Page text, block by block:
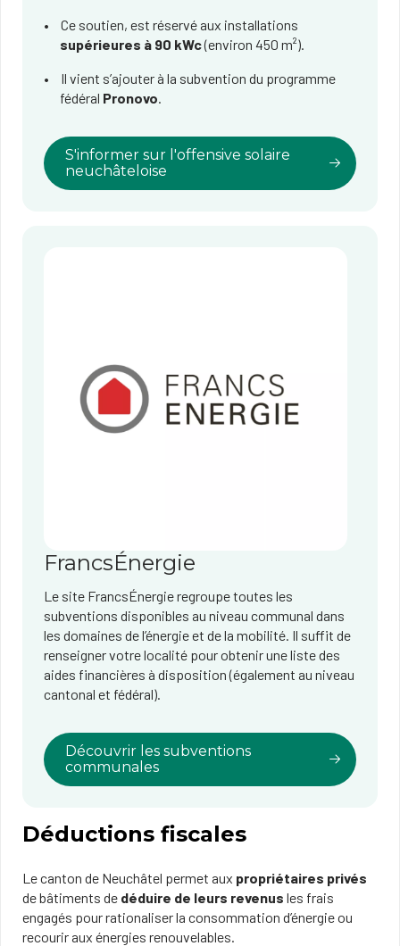
Ce soutien, est réservé aux installations
supérieures à 90 kWc(environ 450 m²).
Il vient s’ajouter à la subvention du programme
fédéral Pronovo.
S'informer sur l'offensive solaire
neuchâteloise​​
FrancsÉnergie
Le site FrancsÉnergie regroupe toutes les
subventions disponibles au niveau communal dans
les domaines de l’énergie et de la mobilité. Il suffit de
renseigner votre localité pour obtenir une liste des
aides financières à disposition (également au niveau
cantonal et fédéral).
Découvrir les subventions
communales
​Déductions fiscales
Le canton de Neuchâtel permet aux propriétaires privés
de bâtiments de déduire de leurs revenus les frais
engagés pour rationaliser la consommation d’énergie ou
recourir aux énergies renouvelables.